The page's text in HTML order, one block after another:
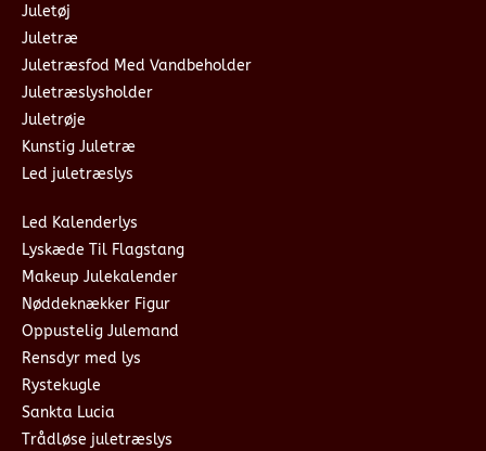
Juletøj
Juletræ
Juletræsfod Med Vandbeholder
Juletræslysholder
Juletrøje
Kunstig Juletræ
Led juletræslys
Led Kalenderlys
Lyskæde Til Flagstang
Makeup Julekalender
Nøddeknækker Figur
Oppustelig Julemand
Rensdyr med lys
Rystekugle
Sankta Lucia
Trådløse juletræslys